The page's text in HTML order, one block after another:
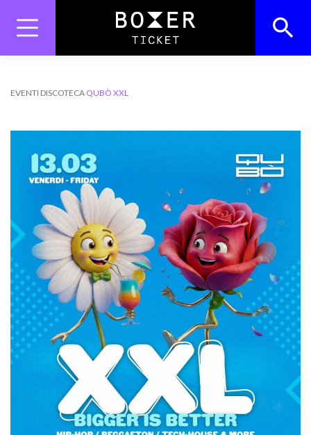
content
EVENTI DISCOTECA QUBÒ XXL